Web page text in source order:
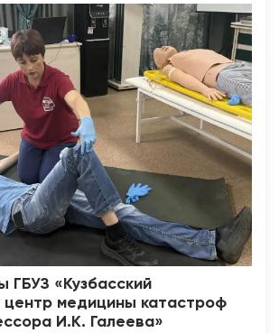
ГБУЗ «Кузбасский
центр медицины катастроф
И.К. Галеева»